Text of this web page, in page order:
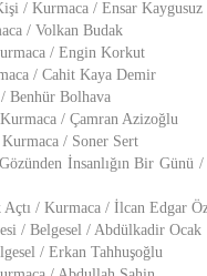
/ Kurmaca / Ensar Kaygusuz
/ Volkan Budak
/ Engin Korkut
/ Cahit Kaya Demir
Benhür Bolhava
/ Çamran Azizoğlu
Kurmaca / Soner Sert
İnsanlığın Bir Günü
/ Kurmaca / İlcan Edgar
/ Belgesel / Abdülkadir Ocak
/ Erkan Tahhuşoğlu